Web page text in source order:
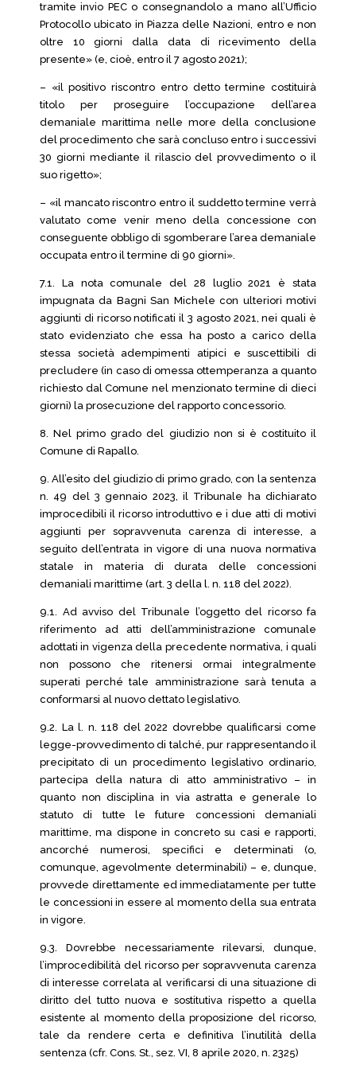
tramite invio PEC o consegnandolo a mano all’Ufficio
Protocollo ubicato in Piazza delle Nazioni, entro e non
oltre 10 giorni dalla data di ricevimento della
presente» (e, cioè, entro il 7 agosto 2021);
– «il positivo riscontro entro detto termine costituirà
titolo per proseguire l’occupazione dell’area
demaniale marittima nelle more della conclusione
del procedimento che sarà concluso entro i successivi
30 giorni mediante il rilascio del provvedimento o il
suo rigetto»;
– «il mancato riscontro entro il suddetto termine verrà
valutato come venir meno della concessione con
conseguente obbligo di sgomberare l’area demaniale
occupata entro il termine di 90 giorni».
7.1. La nota comunale del 28 luglio 2021 è stata
impugnata da Bagni San Michele con ulteriori motivi
aggiunti di ricorso notificati il 3 agosto 2021, nei quali è
stato evidenziato che essa ha posto a carico della
stessa società adempimenti atipici e suscettibili di
precludere (in caso di omessa ottemperanza a quanto
richiesto dal Comune nel menzionato termine di dieci
giorni) la prosecuzione del rapporto concessorio.
8. Nel primo grado del giudizio non si è costituito il
Comune di Rapallo.
9. All’esito del giudizio di primo grado, con la sentenza
n. 49 del 3 gennaio 2023, il Tribunale ha dichiarato
improcedibili il ricorso introduttivo e i due atti di motivi
aggiunti per sopravvenuta carenza di interesse, a
seguito dell’entrata in vigore di una nuova normativa
statale in materia di durata delle concessioni
demaniali marittime (art. 3 della l. n. 118 del 2022).
9.1. Ad avviso del Tribunale l’oggetto del ricorso fa
riferimento ad atti dell’amministrazione comunale
adottati in vigenza della precedente normativa, i quali
non possono che ritenersi ormai integralmente
superati perché tale amministrazione sarà tenuta a
conformarsi al nuovo dettato legislativo.
9.2. La l. n. 118 del 2022 dovrebbe qualificarsi come
legge-provvedimento di talché, pur rappresentando il
precipitato di un procedimento legislativo ordinario,
partecipa della natura di atto amministrativo – in
quanto non disciplina in via astratta e generale lo
statuto di tutte le future concessioni demaniali
marittime, ma dispone in concreto su casi e rapporti,
ancorché numerosi, specifici e determinati (o,
comunque, agevolmente determinabili) – e, dunque,
provvede direttamente ed immediatamente per tutte
le concessioni in essere al momento della sua entrata
in vigore.
9.3. Dovrebbe necessariamente rilevarsi, dunque,
l’improcedibilità del ricorso per sopravvenuta carenza
di interesse correlata al verificarsi di una situazione di
diritto del tutto nuova e sostitutiva rispetto a quella
esistente al momento della proposizione del ricorso,
tale da rendere certa e definitiva l’inutilità della
sentenza (cfr. Cons. St., sez. VI, 8 aprile 2020, n. 2325)